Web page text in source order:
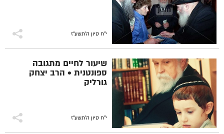
י"ח סיון ה׳תשע״ז
שיעור לחיים מתגובה
ספונטנית • הרב יצחק
גורליק
י"ח סיון ה׳תשע״ז